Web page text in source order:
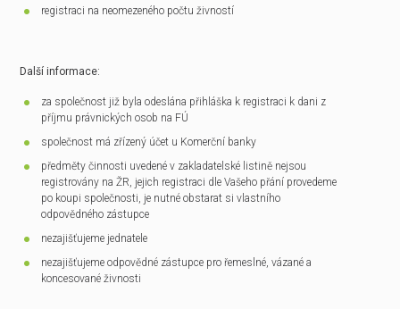
registraci na neomezeného počtu živností
Další informace:
za společnost již byla odeslána přihláška k registraci k dani z
příjmu právnických osob na FÚ
společnost má zřízený účet u Komerční banky
předměty činnosti uvedené v zakladatelské listině nejsou
registrovány na ŽR, jejich registraci dle Vašeho přání provedeme
po koupi společnosti, je nutné obstarat si vlastního
odpovědného zástupce
nezajišťujeme jednatele
nezajišťujeme odpovědné zástupce pro řemeslné, vázané a
koncesované živnosti